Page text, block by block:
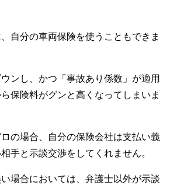
自分の車両保険を使うこともできま
ンし、かつ「事故あり係数」が適用
保険料がグンと高くなってしまいま
の場合、自分の保険会社は支払い義
手と示談交渉をしてくれません。
い場合においては、弁護士以外が示談